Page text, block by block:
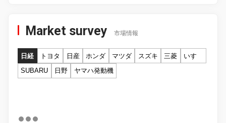
Market survey 市場情報
日経 トヨタ 日産 ホンダ マツダ スズキ 三菱
いすゞ
SUBARU
日野 ヤマハ発動機